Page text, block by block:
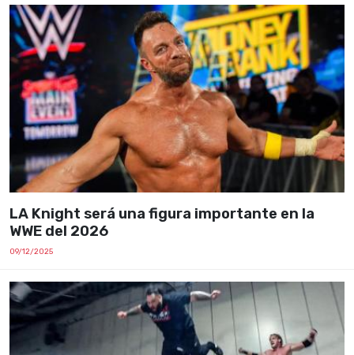
LA Knight será una figura importante en la
WWE del 2026
09/12/2025